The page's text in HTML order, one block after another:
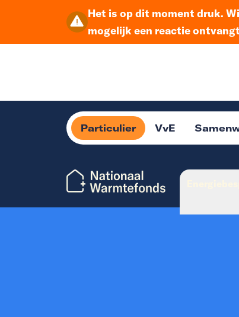
Het is op dit moment druk.
mogelijk een reactie
Particulier VvE